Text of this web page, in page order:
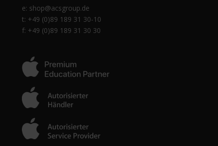
e: shop@acsgroup.de
t: +49 (0)89 189 31 30-10
f: +49 (0)89 189 31 30 30